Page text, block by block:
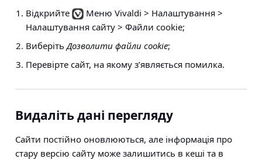
Відкрийте
Меню Vivaldi > Налаштування >
Налаштування сайту > Файли cookie;
ВиберітьДозволити файли cookie;
Перевірте сайт, на якому з’являється помилка.
Видаліть дані перегляду
Сайти постійно оновлюються, але інформація про
стару версію сайту може залишитись в кеші та в